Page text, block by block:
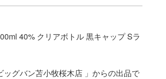
40% クリアボトル 黒キャップ Sラ
グバン苫小牧桜木店 」からの出品で